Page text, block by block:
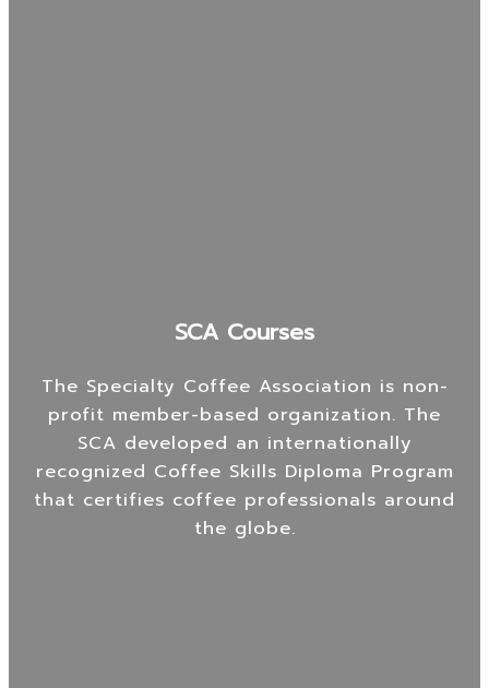
SCA Courses
The Specialty Coffee Association is non-
profit member-based organization. The
SCA developed an internationally
recognized Coffee Skills Diploma Program
that certifies coffee professionals around
the globe.